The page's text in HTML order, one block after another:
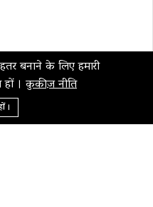
बनाने के लिए हमारी
। कुकीज़ नीति
।